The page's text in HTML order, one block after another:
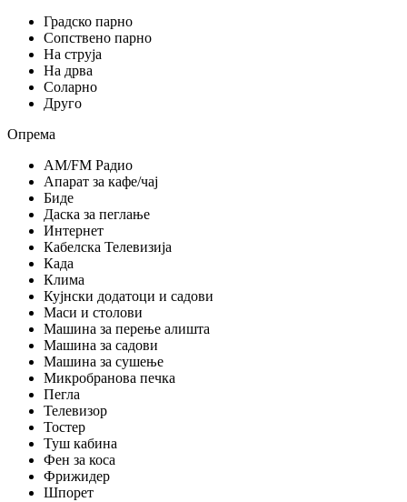
Градско парно
Сопствено парно
На струја
На дрва
Соларно
Друго
Опрема
AM/FM Радио
Апарат за кафе/чај
Биде
Даска за пеглање
Интернет
Кабелска Телевизија
Када
Клима
Кујнски додатоци и садови
Маси и столови
Машина за перење алишта
Машина за садови
Машина за сушење
Микробранова печка
Пегла
Телевизор
Тостер
Туш кабина
Фен за коса
Фрижидер
Шпорет